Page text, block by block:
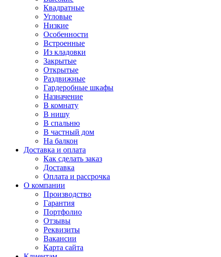
Квадратные
Угловые
Низкие
Особенности
Встроенные
Из кладовки
Закрытые
Открытые
Раздвижные
Гардеробные шкафы
Назначение
В комнату
В нишу
В спальню
В частный дом
На балкон
Доставка и оплата
Как сделать заказ
Доставка
Оплата и рассрочка
О компании
Производство
Гарантия
Портфолио
Отзывы
Реквизиты
Вакансии
Карта сайта